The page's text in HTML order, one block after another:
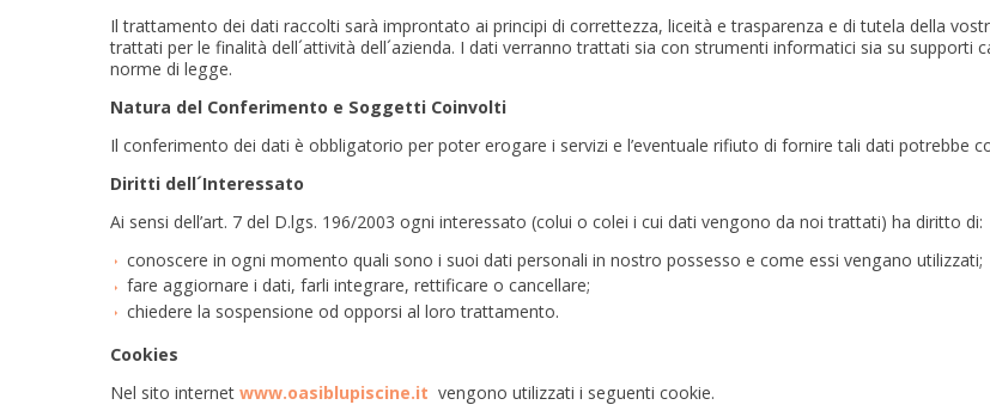
Il trattamento dei dati raccolti sarà improntato ai principi di correttezza, liceità e trasparenza e di tutela della
trattati per le finalità dell´attività dell´azienda. I dati verranno trattati sia con strumenti informatici sia su
norme di legge.
Natura del Conferimento e Soggetti Coinvolti
Il conferimento dei dati è obbligatorio per poter erogare i servizi e l’eventuale rifiuto di fornire tali dati potrebbe
Diritti dell´Interessato
Ai sensi dell’art. 7 del D.lgs. 196/2003 ogni interessato (colui o colei i cui dati vengono da noi trattati) ha diritto di:
conoscere in ogni momento quali sono i suoi dati personali in nostro possesso e come essi vengano utilizzati;
fare aggiornare i dati, farli integrare, rettificare o cancellare;
chiedere la sospensione od opporsi al loro trattamento.
Cookies
Nel sito internet www.oasiblupiscine.it vengono utilizzati i seguenti cookie.